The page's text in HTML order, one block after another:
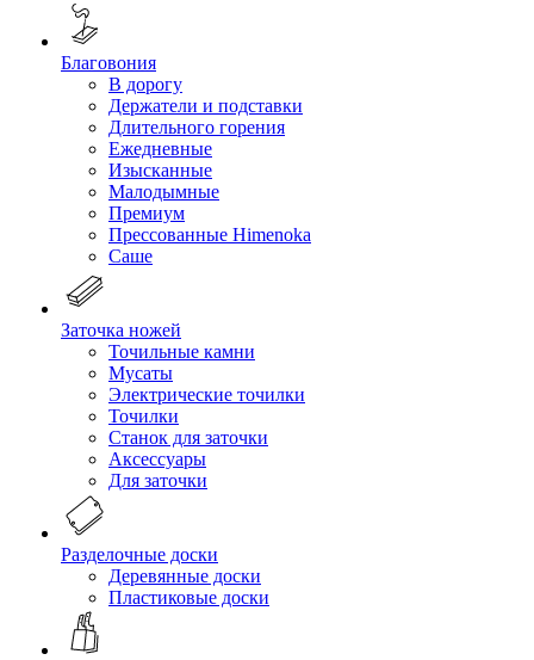
Благовония
В дорогу
Держатели и подставки
Длительного горения
Ежедневные
Изысканные
Малодымные
Премиум
Прессованные Himenoka
Саше
Заточка ножей
Точильные камни
Мусаты
Электрические точилки
Точилки
Станок для заточки
Аксессуары
Для заточки
Разделочные доски
Деревянные доски
Пластиковые доски